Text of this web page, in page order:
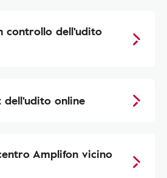
controllo dell'udito
dell'udito online
Amplifon vicino